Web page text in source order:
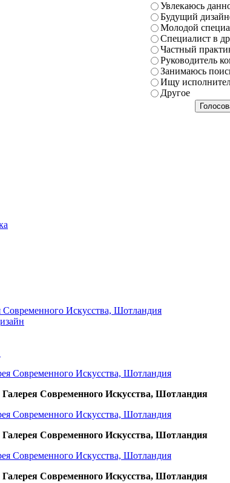
Увлекаюсь
Будущий
Молодой
Специалист в
Частный
Руководитель
Занимаюсь
Ищу
Другое
Искусства, Шотландия
Современного Искусства, Шотландия
Современного Искусства, Шотландия
Современного Искусства, Шотландия